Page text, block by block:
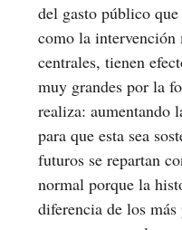
del gasto público
como la intervención
centrales, tienen
muy grandes por la
realiza: aumentando
para que esta sea
futuros se repartan
normal porque la
diferencia de los